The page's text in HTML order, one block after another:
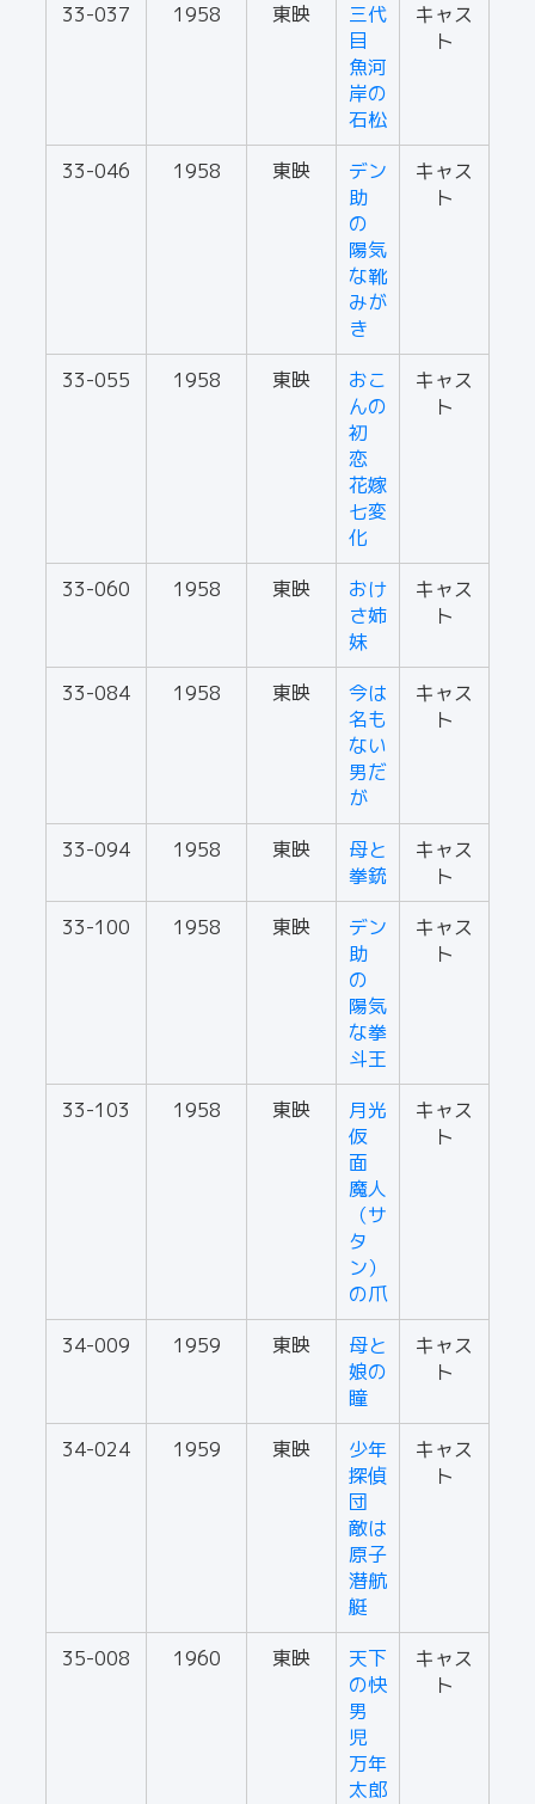
33-037 1958 東映
三代
目
魚河
岸の
石松
キャス
ト
33-046 1958 東映
デン
助
の
陽気
な靴
みが
き
キャス
ト
33-055 1958 東映
おこ
んの
初
恋
花嫁
七変
化
キャス
ト
33-060 1958 東映
おけ
さ姉
妹
キャス
ト
33-084 1958 東映
今は
名も
ない
男だ
が
キャス
ト
33-094 1958 東映
母と
拳銃
キャス
ト
33-100
1958 東映
デン
助
の
陽気
な拳
斗王
キャス
ト
33-103 1958 東映
月光
仮
面
魔人
（サ
タ
ン）
の爪
キャス
ト
34-009 1959 東映
母と
娘の
瞳
キャス
ト
34-024 1959 東映
少年
探偵
団
敵は
原子
潜航
艇
キャス
ト
35-008 1960 東映
天下
の快
男
児
万年
太郎
キャス
ト